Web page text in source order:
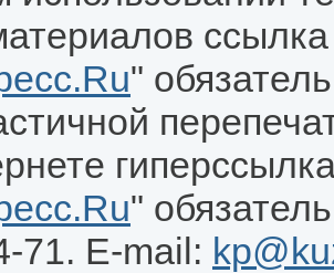
"
"
71. E-mail: